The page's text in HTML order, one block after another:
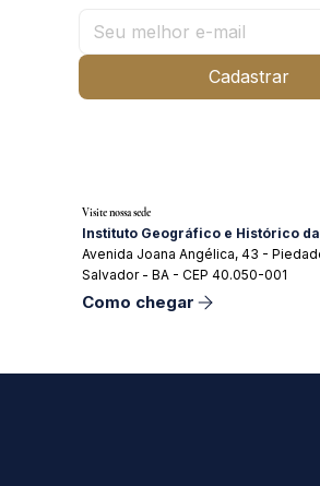
Cadastrar
Visite nossa sede
Instituto Geográfico e Histórico
Avenida Joana Angélica, 43 -
Salvador - BA - CEP 40.050-001
Como chegar